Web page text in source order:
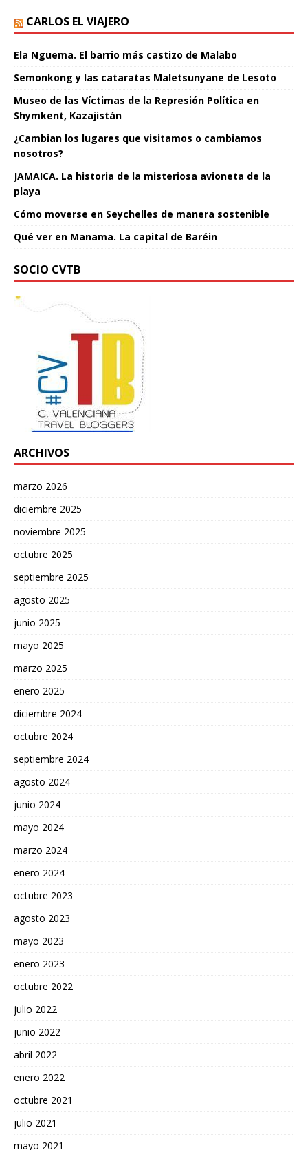
CARLOS EL VIAJERO
Ela Nguema. El barrio más castizo de Malabo
Semonkong y las cataratas Maletsunyane de Lesoto
Museo de las Víctimas de la Represión Política en
Shymkent, Kazajistán
¿Cambian los lugares que visitamos o cambiamos
nosotros?
JAMAICA. La historia de la misteriosa avioneta de la
playa
Cómo moverse en Seychelles de manera sostenible
Qué ver en Manama. La capital de Baréin
SOCIO CVTB
ARCHIVOS
marzo 2026
diciembre 2025
noviembre 2025
octubre 2025
septiembre 2025
agosto 2025
junio 2025
mayo 2025
marzo 2025
enero 2025
diciembre 2024
octubre 2024
septiembre 2024
agosto 2024
junio 2024
mayo 2024
marzo 2024
enero 2024
octubre 2023
agosto 2023
mayo 2023
enero 2023
octubre 2022
julio 2022
junio 2022
abril 2022
enero 2022
octubre 2021
julio 2021
mayo 2021